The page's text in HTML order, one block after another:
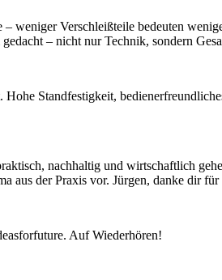
weniger Verschleißteile bedeuten
– nicht nur Technik, sondern
Standfestigkeit,
nachhaltig und wirtschaftlich
aus der Praxis vor. Jürgen, danke dir
Auf Wiederhören!